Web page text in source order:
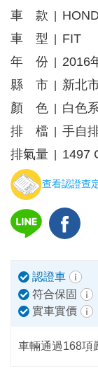
車 款
車 型
FIT
年 份
2016
縣 市
新北
顏 色
白色
排 檔
手自
排氣量
1497
查看認證查
認證車
符合保固
實車實價
車輛通過168項